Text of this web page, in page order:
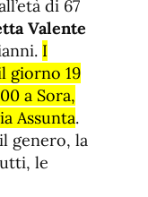
di 67
Valente
I
giorno 19
a Sora,
Assunta.
genero, la
le